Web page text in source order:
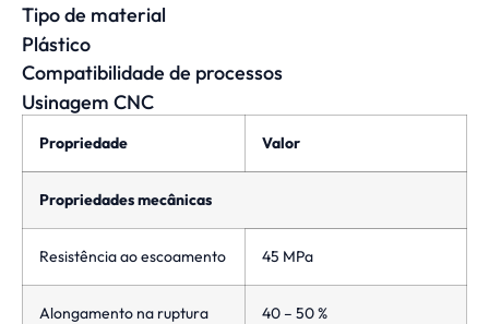
Tipo de material
Plástico
Compatibilidade de processos
Usinagem CNC
Propriedade Valor
Propriedades mecânicas
Resistência ao escoamento 45 MPa
Alongamento na ruptura 40 – 50 %